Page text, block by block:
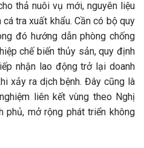
thả nuôi vụ mới, nguyên liệu
tra xuất khẩu. Cần có bộ quy
đó hướng dẫn phòng chống
chế biến thủy sản, quy định
nhận lao động trở lại doanh
xảy ra dịch bệnh. Đây cũng là
liên kết vùng theo Nghị
phủ, mở rộng phát triển không